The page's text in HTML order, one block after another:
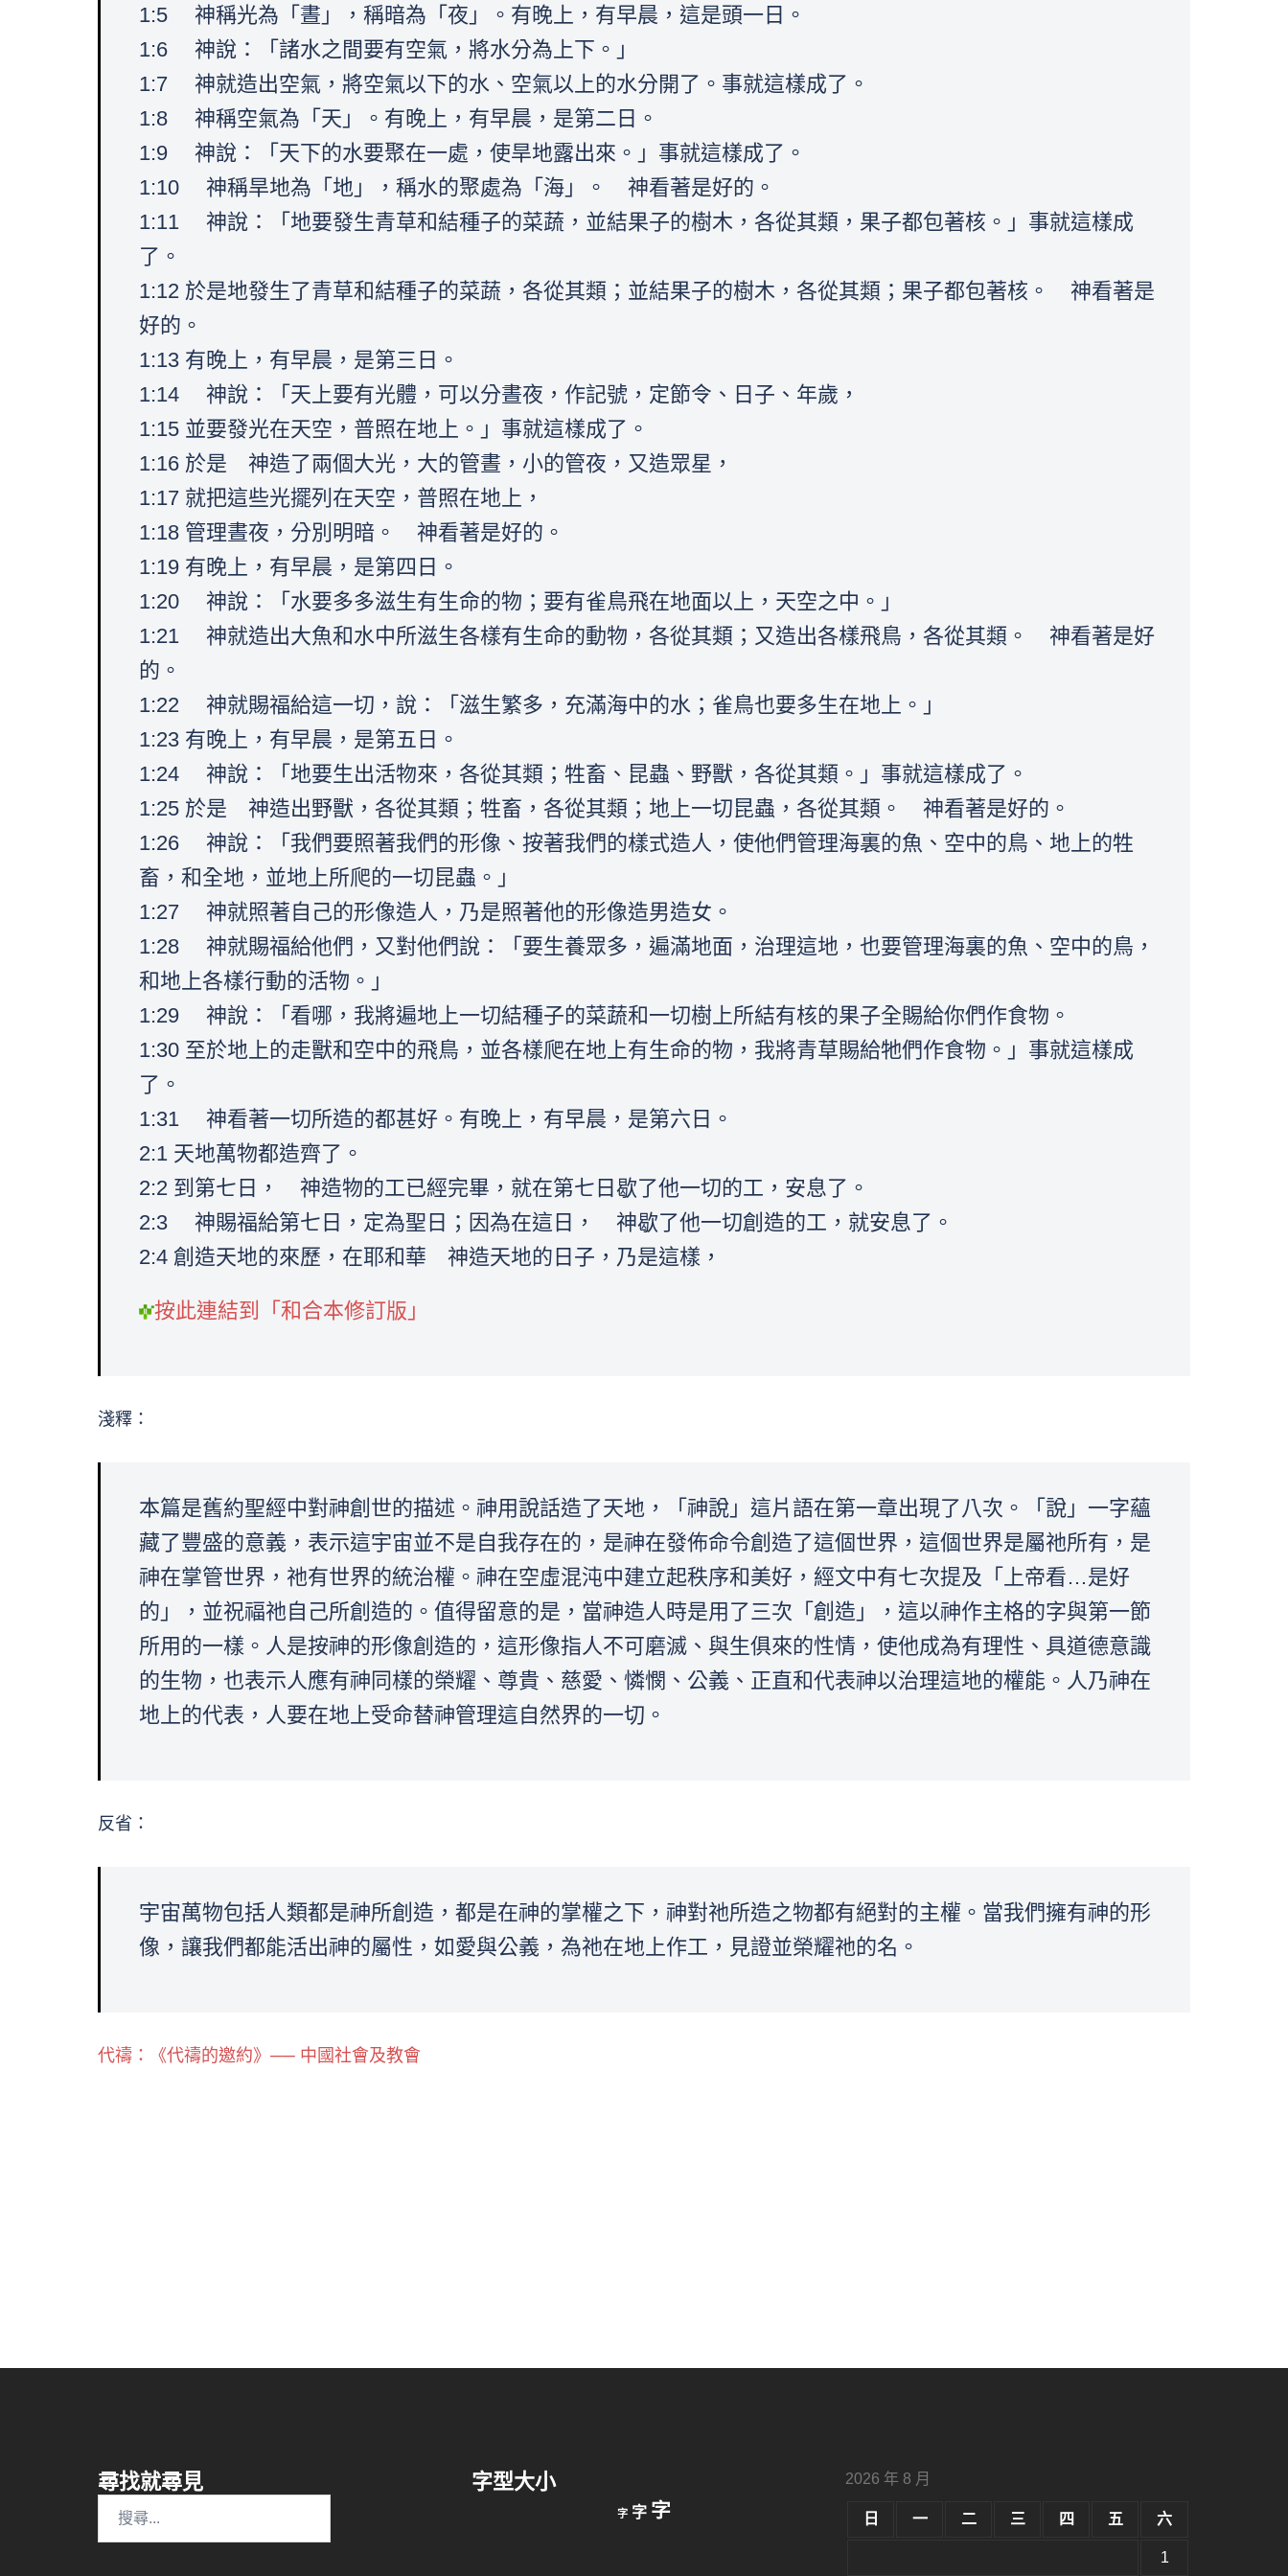
1:5 神稱光為「晝」，稱暗為「夜」。有晚上，有早晨，這是頭一日。
1:6 神說：「諸水之間要有空氣，將水分為上下。」
1:7 神就造出空氣，將空氣以下的水、空氣以上的水分開了。事就這樣成了。
1:8 神稱空氣為「天」。有晚上，有早晨，是第二日。
1:9 神說：「天下的水要聚在一處，使旱地露出來。」事就這樣成了。
1:10 神稱旱地為「地」，稱水的聚處為「海」。 神看著是好的。
1:11 神說：「地要發生青草和結種子的菜蔬，並結果子的樹木，各從其類，果子都包著核。」事就這樣成
了。
1:12 於是地發生了青草和結種子的菜蔬，各從其類；並結果子的樹木，各從其類；果子都包著核。 神看著是
好的。
1:13 有晚上，有早晨，是第三日。
1:14 神說：「天上要有光體，可以分晝夜，作記號，定節令、日子、年歲，
1:15 並要發光在天空，普照在地上。」事就這樣成了。
1:16 於是 神造了兩個大光，大的管晝，小的管夜，又造眾星，
1:17 就把這些光擺列在天空，普照在地上，
1:18 管理晝夜，分別明暗。 神看著是好的。
1:19 有晚上，有早晨，是第四日。
1:20 神說：「水要多多滋生有生命的物；要有雀鳥飛在地面以上，天空之中。」
1:21 神就造出大魚和水中所滋生各樣有生命的動物，各從其類；又造出各樣飛鳥，各從其類。 神看著是好
的。
1:22 神就賜福給這一切，說：「滋生繁多，充滿海中的水；雀鳥也要多生在地上。」
1:23 有晚上，有早晨，是第五日。
1:24 神說：「地要生出活物來，各從其類；牲畜、昆蟲、野獸，各從其類。」事就這樣成了。
1:25 於是 神造出野獸，各從其類；牲畜，各從其類；地上一切昆蟲，各從其類。 神看著是好的。
1:26 神說：「我們要照著我們的形像、按著我們的樣式造人，使他們管理海裏的魚、空中的鳥、地上的牲
畜，和全地，並地上所爬的一切昆蟲。」
1:27 神就照著自己的形像造人，乃是照著他的形像造男造女。
1:28 神就賜福給他們，又對他們說：「要生養眾多，遍滿地面，治理這地，也要管理海裏的魚、空中的鳥，
和地上各樣行動的活物。」
1:29 神說：「看哪，我將遍地上一切結種子的菜蔬和一切樹上所結有核的果子全賜給你們作食物。
1:30 至於地上的走獸和空中的飛鳥，並各樣爬在地上有生命的物，我將青草賜給牠們作食物。」事就這樣成
了。
1:31 神看著一切所造的都甚好。有晚上，有早晨，是第六日。
2:1 天地萬物都造齊了。
2:2 到第七日， 神造物的工已經完畢，就在第七日歇了他一切的工，安息了。
2:3 神賜福給第七日，定為聖日；因為在這日， 神歇了他一切創造的工，就安息了。
2:4 創造天地的來歷，在耶和華 神造天地的日子，乃是這樣，
按此連結到「和合本修訂版」
淺釋：
本篇是舊約聖經中對神創世的描述。神用說話造了天地，「神說」這片語在第一章出現了八次。「說」一字蘊
藏了豐盛的意義，表示這宇宙並不是自我存在的，是神在發佈命令創造了這個世界，這個世界是屬祂所有，是
神在掌管世界，祂有世界的統治權。神在空虛混沌中建立起秩序和美好，經文中有七次提及「上帝看…是好
的」，並祝福祂自己所創造的。值得留意的是，當神造人時是用了三次「創造」，這以神作主格的字與第一節
所用的一樣。人是按神的形像創造的，這形像指人不可磨滅、與生俱來的性情，使他成為有理性、具道德意識
的生物，也表示人應有神同樣的榮耀、尊貴、慈愛、憐憫、公義、正直和代表神以治理這地的權能。人乃神在
地上的代表，人要在地上受命替神管理這自然界的一切。
反省：
宇宙萬物包括人類都是神所創造，都是在神的掌權之下，神對祂所造之物都有絕對的主權。當我們擁有神的形
像，讓我們都能活出神的屬性，如愛與公義，為祂在地上作工，見證並榮耀祂的名。
代禱：《代禱的邀約》── 中國社會及教會
尋找就尋見 字型大小
字 小
字重字放
2026 年 8 月
日 一 二 三 四 五 六
1